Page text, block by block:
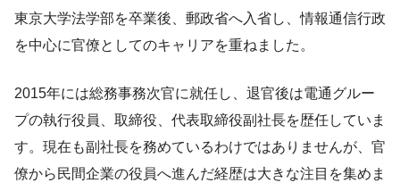
東京大学法学部を卒業後、郵政省へ入省し、情報通信行政
を中心に官僚としてのキャリアを重ねました。
2015年には総務事務次官に就任し、退官後は電通グルー
プの執行役員、取締役、代表取締役副社長を歴任していま
す。現在も副社長を務めているわけではありませんが、官
僚から民間企業の役員へ進んだ経歴は大きな注目を集めま